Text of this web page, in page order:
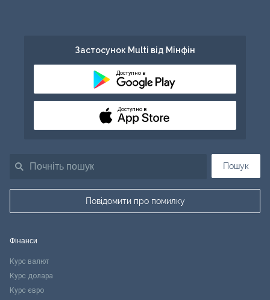
Пошук
Повідомити про помилку
Застосунок Multi від Мінфін
Доступно в
Доступно в
Фінанси
Курс валют
Курс долара
Курс євро